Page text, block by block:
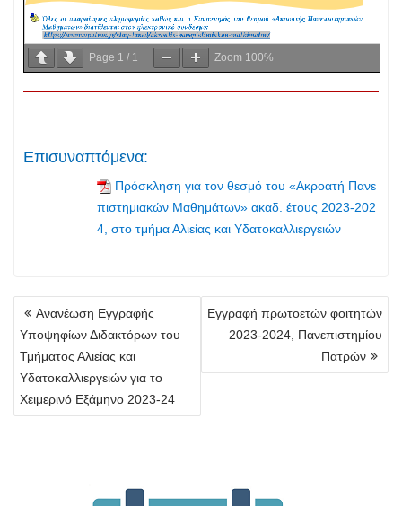
Page 1 / 1 Zoom 100%
Επισυναπτόμενα:
Πρόσκληση για τον θεσμό του «Ακροατή Πανε
πιστημιακών Μαθημάτων» ακαδ. έτους 2023-202
4, στο τμήμα Αλιείας και Υδατοκαλλιεργειών
Πλοήγηση
άρθρων
Aνανέωση Εγγραφής
Υποψηφίων Διδακτόρων του
Τμήματος Αλιείας και
Υδατοκαλλιεργειών για το
Χειμερινό Εξάμηνο 2023-24
Εγγραφή πρωτοετών φοιτητών
2023-2024, Πανεπιστημίου
Πατρών